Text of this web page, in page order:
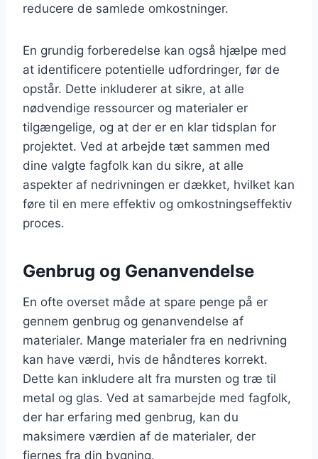
reducere de samlede omkostninger.
En grundig forberedelse kan også hjælpe med
at identificere potentielle udfordringer, før de
opstår. Dette inkluderer at sikre, at alle
nødvendige ressourcer og materialer er
tilgængelige, og at der er en klar tidsplan for
projektet. Ved at arbejde tæt sammen med
dine valgte fagfolk kan du sikre, at alle
aspekter af nedrivningen er dækket, hvilket kan
føre til en mere effektiv og omkostningseffektiv
proces.
Genbrug og Genanvendelse
En ofte overset måde at spare penge på er
gennem genbrug og genanvendelse af
materialer. Mange materialer fra en nedrivning
kan have værdi, hvis de håndteres korrekt.
Dette kan inkludere alt fra mursten og træ til
metal og glas. Ved at samarbejde med fagfolk,
der har erfaring med genbrug, kan du
maksimere værdien af de materialer, der
fjernes fra din bygning.